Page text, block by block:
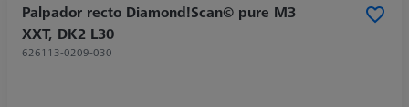
Palpador recto Diamond!Scan© pure M3
XXT, DK2 L30
626113-0209-030